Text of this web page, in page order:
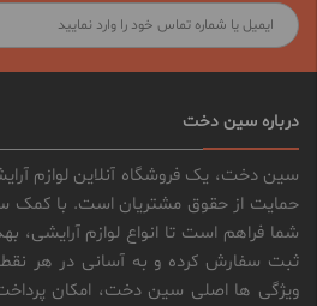
درباره سین دخت
سین دخت، یک فروشگاه آنلاین لوازم
حمایت از حقوق مشتریان است. با کمک
شما فراهم است تا انواع لوازم آرایشی،
ثبت سفارش کرده و به آسانی در هر نقطه
ویژگی ها اصلی سین دخت، امکان پرداخت